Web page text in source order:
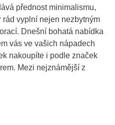
přednost minimalismu,
vyplní nejen nezbytným
Dnešní bohatá nabídka
vás ve vašich nápadech
nakoupíte i podle značek
Mezi nejznámější z